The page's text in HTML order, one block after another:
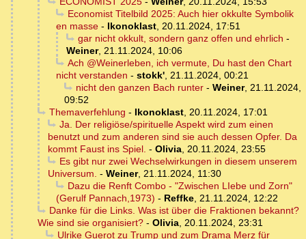
Economist Titelbild 2025: Auch hier okkulte Symbolik
en masse - Ikonoklast, 20.11.2024, 17:51
gar nicht okkult, sondern ganz offen und ehrlich -
Weiner, 21.11.2024, 10:06
Ach @Weinerleben, ich vermute, Du hast den Chart
nicht verstanden - stokk', 21.11.2024, 00:21
nicht den ganzen Bach runter- Weiner, 21.11.2024,
09:52
Themaverfehlung - Ikonoklast, 20.11.2024, 17:01
Ja. Der religiöse/spirituelle Aspekt wird zum einen
benutzt und zum anderen sind sie auch dessen Opfer. Da
kommt Faust ins Spiel. - Olivia, 20.11.2024, 23:55
Es gibt nur zwei Wechselwirkungen in diesem unserem
Universum. - Weiner, 21.11.2024, 11:30
Dazu die Renft Combo - "Zwischen LIebe und Zorn"
(Gerulf Pannach,1973) - Reffke, 21.11.2024, 12:22
Danke für die Links. Was ist über die Fraktionen bekannt?
Wie sind sie organisiert? - Olivia, 20.11.2024, 23:31
Ulrike Guerot zu Trump und zum Drama Merz für